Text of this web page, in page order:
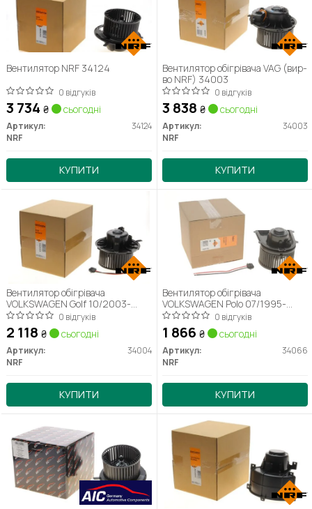
Вентилятор NRF 34124
0 відгуків
3 734 ₴ сьогодні
Артикул:
34124
NRF
КУПИТИ
Вентилятор обігрівача VAG (вир-
во NRF) 34003
0 відгуків
3 838 ₴ сьогодні
Артикул:
34003
NRF
КУПИТИ
Вентилятор обігрівача
VOLKSWAGEN Golf 10/2003-
11/2008 (вир-во NRF)
0 відгуків
2 118 ₴ сьогодні
Артикул:
34004
NRF
КУПИТИ
Вентилятор обігрівача
VOLKSWAGEN Polo 07/1995-
10/2001 (вир-во NRF)
0 відгуків
1 866 ₴ сьогодні
Артикул:
34066
NRF
КУПИТИ